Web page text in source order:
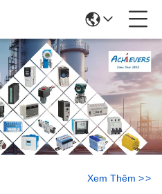
Xem Thêm >>